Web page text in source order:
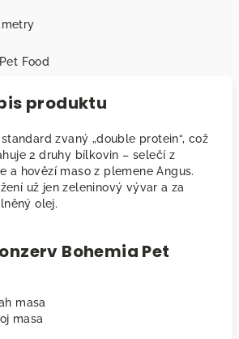
Food
produktu
zvaný „double protein“, což
2 druhy bílkovin – selečí z
a hovězí maso z plemene Angus.
už jen zeleninový vývar a za
olej.
Bohemia Pet
masa
masa